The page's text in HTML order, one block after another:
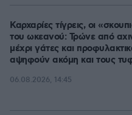
Καρχαρίες τίγρεις, οι
του ωκεανού: Τρώνε από
μέχρι γάτες και
αψηφούν ακόμη και τους
06.08.2026, 14:45